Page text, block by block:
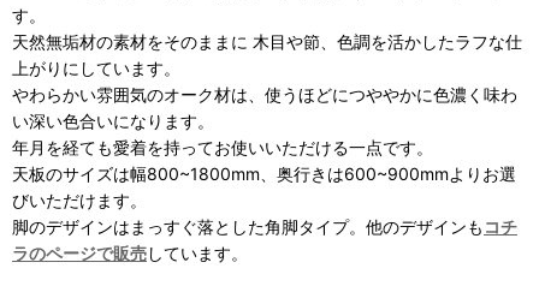
す。
天然無垢材の素材をそのままに 木目や節、色調を活かしたラフな仕
上がりにしています。
やわらかい雰囲気のオーク材は、使うほどにつややかに色濃く味わ
い深い色合いになります。
年月を経ても愛着を持ってお使いいただける一点です。
天板のサイズは幅800~1800mm、奥行きは600~900mmよりお選
びいただけます。
脚のデザインはまっすぐ落とした角脚タイプ。他のデザインも コチ
ラのページで販売しています。